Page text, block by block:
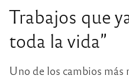
Trabajos que
toda la vida”
Uno de los cambios